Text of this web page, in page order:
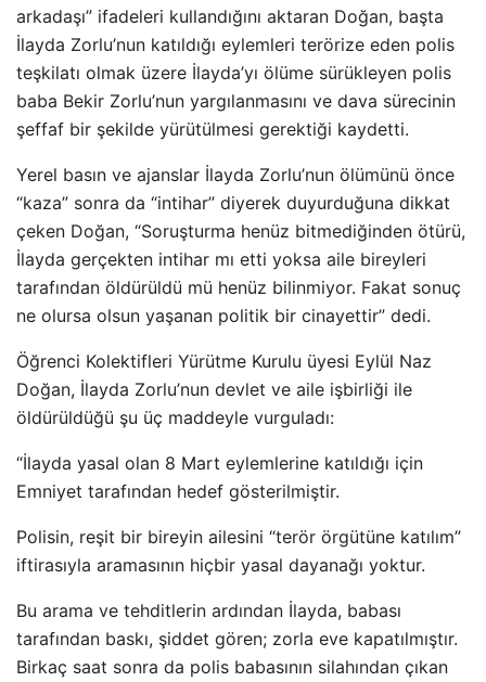
arkadaşı” ifadeleri kullandığını aktaran Doğan, başta
İlayda Zorlu’nun katıldığı eylemleri terörize eden polis
teşkilatı olmak üzere İlayda’yı ölüme sürükleyen polis
baba Bekir Zorlu’nun yargılanmasını ve dava sürecinin
şeffaf bir şekilde yürütülmesi gerektiği kaydetti.
Yerel basın ve ajanslar İlayda Zorlu’nun ölümünü önce
“kaza” sonra da “intihar” diyerek duyurduğuna dikkat
çeken Doğan, “Soruşturma henüz bitmediğinden ötürü,
İlayda gerçekten intihar mı etti yoksa aile bireyleri
tarafından öldürüldü mü henüz bilinmiyor. Fakat sonuç
ne olursa olsun yaşanan politik bir cinayettir” dedi.
Öğrenci Kolektifleri Yürütme Kurulu üyesi Eylül Naz
Doğan, İlayda Zorlu’nun devlet ve aile işbirliği ile
öldürüldüğü şu üç maddeyle vurguladı:
“İlayda yasal olan 8 Mart eylemlerine katıldığı için
Emniyet tarafından hedef gösterilmiştir.
Polisin, reşit bir bireyin ailesini “terör örgütüne katılım”
iftirasıyla aramasının hiçbir yasal dayanağı yoktur.
Bu arama ve tehditlerin ardından İlayda, babası
tarafından baskı, şiddet gören; zorla eve kapatılmıştır.
Birkaç saat sonra da polis babasının silahından çıkan